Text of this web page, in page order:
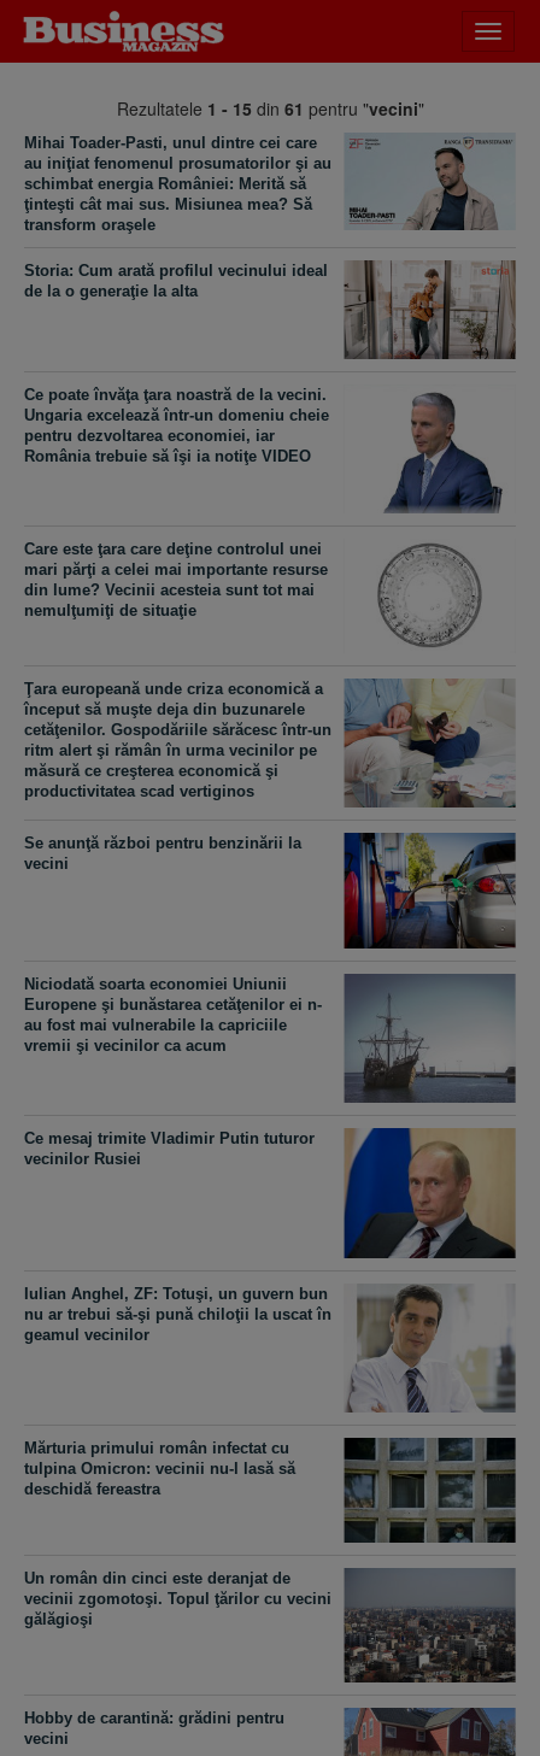
meniu
Rezultatele 1 - 15 din 61 pentru "vecini"
Mihai Toader-Pasti, unul dintre cei care
au iniţiat fenomenul prosumatorilor şi au
schimbat energia României: Merită să
ţinteşti cât mai sus. Misiunea mea? Să
transform oraşele
Storia: Cum arată profilul vecinului ideal
de la o generaţie la alta
Ce poate învăţa ţara noastră de la vecini.
Ungaria excelează într-un domeniu cheie
pentru dezvoltarea economiei, iar
România trebuie să îşi ia notiţe VIDEO
Care este ţara care deţine controlul unei
mari părţi a celei mai importante resurse
din lume? Vecinii acesteia sunt tot mai
nemulţumiţi de situaţie
Ţara europeană unde criza economică a
început să muşte deja din buzunarele
cetăţenilor. Gospodăriile sărăcesc într-un
ritm alert şi rămân în urma vecinilor pe
măsură ce creşterea economică şi
productivitatea scad vertiginos
Se anunţă război pentru benzinării la
vecini
Niciodată soarta economiei Uniunii
Europene şi bunăstarea cetăţenilor ei n-
au fost mai vulnerabile la capriciile
vremii şi vecinilor ca acum
Ce mesaj trimite Vladimir Putin tuturor
vecinilor Rusiei
Iulian Anghel, ZF: Totuşi, un guvern bun
nu ar trebui să-şi pună chiloţii la uscat în
geamul vecinilor
Mărturia primului român infectat cu
tulpina Omicron: vecinii nu-l lasă să
deschidă fereastra
Un român din cinci este deranjat de
vecinii zgomotoşi. Topul ţărilor cu vecini
gălăgioşi
Hobby de carantină: grădini pentru
vecini